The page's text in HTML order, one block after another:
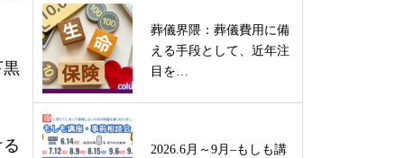
黒
葬儀界隈：葬儀費用に備
える手段として、近年注
目を…
2026.6月～9月–もしも講